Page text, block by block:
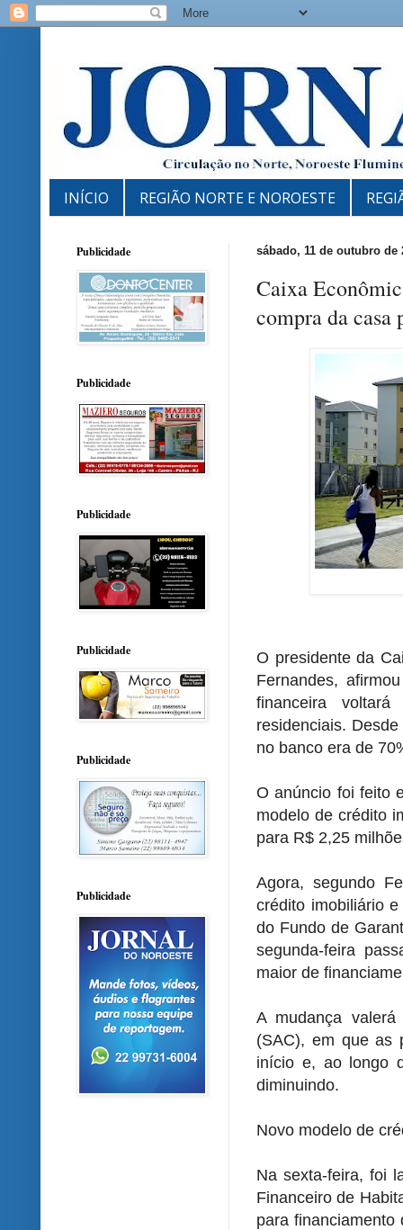
INÍCIO REGIÃO NORTE E NOROESTE
sábado, 11 de outubro de
Caixa
compra da casa
O presidente da
Fernandes,
financeira
residenciais.
no banco era de
O anúncio foi feito
modelo de crédito
para R$ 2,25
Agora, segundo
crédito imobiliário
do Fundo de
segunda-feira
maior de
A mudança
(SAC), em que as
início e, ao longo
diminuindo.
Novo modelo de
Na sexta-feira, foi
Financeiro de
para
Publicidade
Publicidade
Publicidade
Publicidade
Publicidade
Publicidade